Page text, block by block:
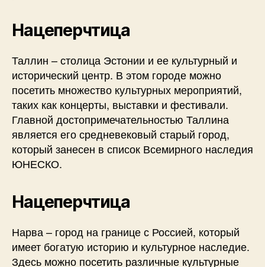
Нацеперчтица
Таллин – столица Эстонии и ее культурный и
исторический центр. В этом городе можно
посетить множество культурных мероприятий,
таких как концерты, выставки и фестивали.
Главной достопримечательностью Таллина
является его средневековый старый город,
который занесен в список Всемирного наследия
ЮНЕСКО.
Нацеперчтица
Нарва – город на границе с Россией, который
имеет богатую историю и культурное наследие.
Здесь можно посетить различные культурные